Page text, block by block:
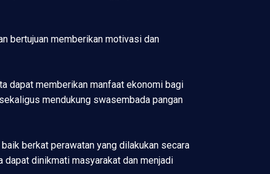
bertujuan memberikan motivasi dan
dapat memberikan manfaat ekonomi bagi
mendukung swasembada pangan
berkat perawatan yang dilakukan secara
dapat dinikmati masyarakat dan menjadi